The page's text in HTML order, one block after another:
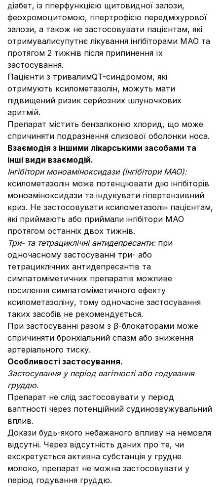
діабет, із гіперфункцією щитовидної залози,
феохромоцитомою, гіпертрофією передміхурової
залози, а також не застосовувати пацієнтам, які
отримувалисупутнє лікування інгібіторами МАО та
протягом 2 тижнів після припинення їх
застосування.
Пацієнти з тривалимQT-синдромом, які
отримують ксилометазолін, можуть мати
підвищений ризик серйозних шлуночкових
аритмій.
Препарат містить бензалконію хлорид, що може
спричиняти подразнення слизової оболонки носа.
Взаємодія з іншими лікарськими засобами та
інші види взаємодій.
Інгібітори моноаміноксидази (інгібітори МАО):
ксилометазолін може потенціювати дію інгібіторів
моноаміноксидази та індукувати гіпертензивний
криз. Не застосовувати ксилометазолін пацієнтам,
які приймають або приймали інгібітори МАО
протягом останніх двох тижнів.
Три- та тетрациклічні антидепресанти: при
одночасному застосуванні три- або
тетрациклічних антидепресантів та
симпатоміметичних препаратів можливе
посилення симпатоміметичного ефекту
ксилометазоліну, тому одночасне застосування
таких засобів не рекомендується.
При застосуванні разом з β-блокаторами може
спричиняти бронхіальний спазм або зниження
артеріального тиску.
Особливості застосування.
Застосування у період вагітності або годування
груддю.
Препарат не слід застосовувати у період
вагітності через потенційний судинозвужувальний
вплив.
Докази будь-якого небажаного впливу на немовля
відсутні. Через відсутність даних про те, чи
екскретується активна субстанція у грудне
молоко, препарат не можна застосовувати у
період годування груддю.